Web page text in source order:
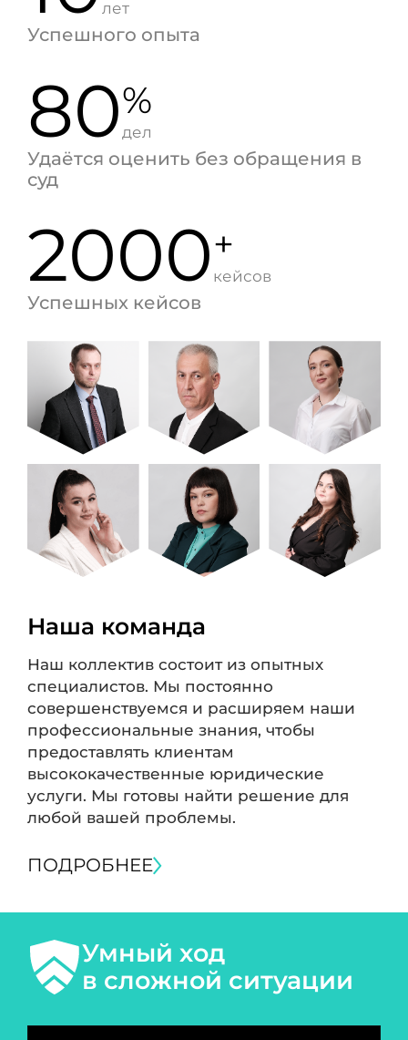
лет
Успешного опыта
80%
дел
Удаётся оценить без обращения в
суд
2000+
кейсов
Успешных кейсов
Наша команда
Наш коллектив состоит из опытных
специалистов. Мы постоянно
совершенствуемся и расширяем наши
профессиональные знания, чтобы
предоставлять клиентам
высококачественные юридические
услуги. Мы готовы найти решение для
любой вашей проблемы.
ПОДРОБНЕЕ
Умный ход
в сложной ситуации